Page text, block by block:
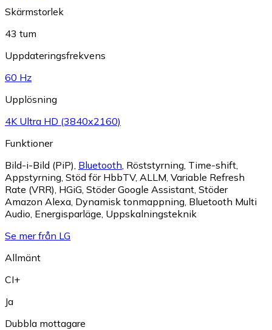
Skärmstorlek
43 tum
Uppdateringsfrekvens
60 Hz
Upplösning
4K Ultra HD (3840x2160)
Funktioner
Bild-i-Bild (PiP) Bluetooth Röststyrning Time-shift
Appstyrning Stöd för HbbTV, ALLM Variable Refresh
Rate (VRR) HGiG Stöder Google Assistant Stöder
Amazon Alexa Dynamisk tonmappning Bluetooth Multi
Audio Energisparläge Uppskalningsteknik
Se mer från LG
Allmänt
CI+
Ja
Dubbla mottagare